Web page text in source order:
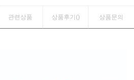
관련상품 상품후기() 상품문의